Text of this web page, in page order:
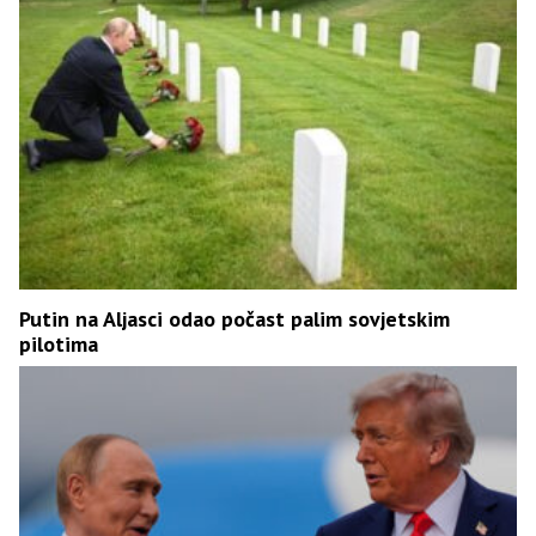
Putin na Aljasci odao počast palim sovjetskim
pilotima